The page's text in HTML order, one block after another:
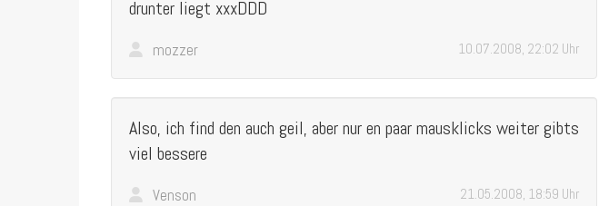
drunter liegt xxxDDD
mozzer 10.07.2008, 22:02 Uhr
Also, ich find den auch geil, aber nur en paar mausklicks weiter gibts
viel bessere
Venson 21.05.2008, 18:59 Uhr